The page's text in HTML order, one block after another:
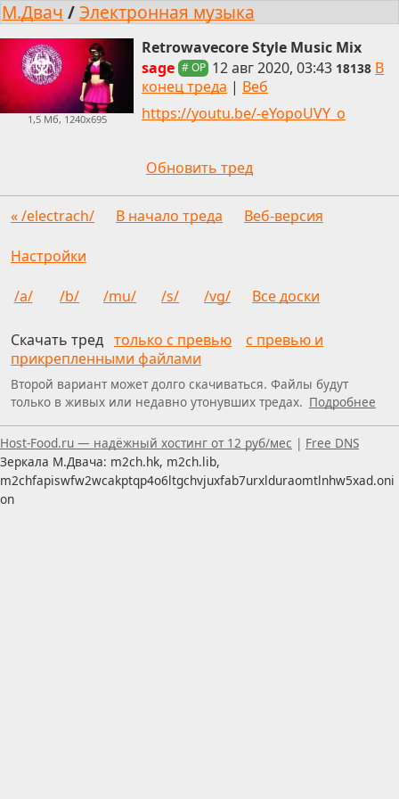
М.Двач /Электронная музыка
1,5 Мб, 1240x695
Retrowavecore Style Music Mix
sage # OP 12 авг 2020, 03:43 18138 В
конец треда | Веб
https://youtu.be/-eYopoUVY_o
Обновить тред
« /electrach/ В начало треда Веб-версия
Настройки
/a/ /b/ /mu/ /s/ /vg/ Все доски
Скачать тред только с превью
с превью и
прикрепленными файлами
Второй вариант может долго скачиваться. Файлы будут
только в живых или недавно утонувших тредах. Подробнее
Пользуетесь скринридером — пишите, что можно
Host-Food.ru — надёжный хостинг от 12 руб/мес | Free DNS
Зеркала М.Двача: m2ch.hk, m2ch.lib,
m2chfapiswfw2wcakptqp4o6ltgchvjuxfab7urxlduraomtlnhw5xad.oni
on